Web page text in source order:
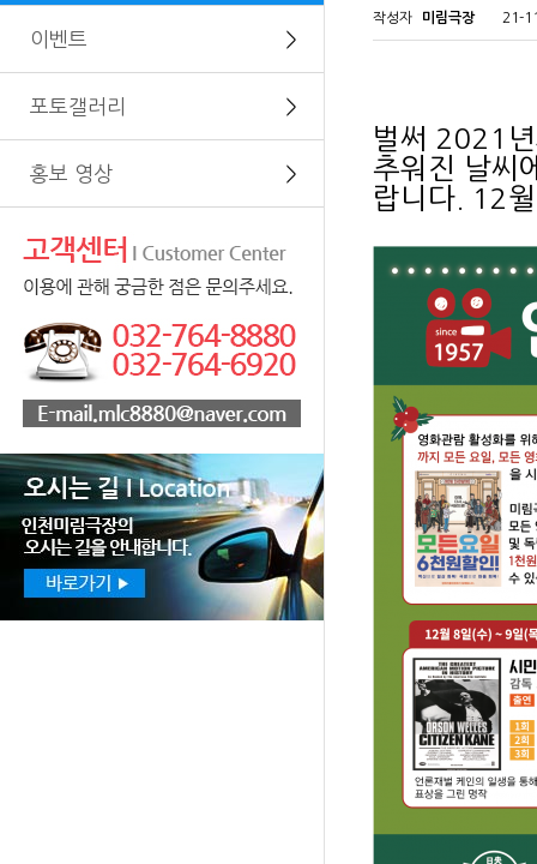
이벤트 ＞
포토갤러리 ＞
홍보 영상 ＞
작성자 미림극장 21-
벌써 2021
추워진 날씨
랍니다.
12